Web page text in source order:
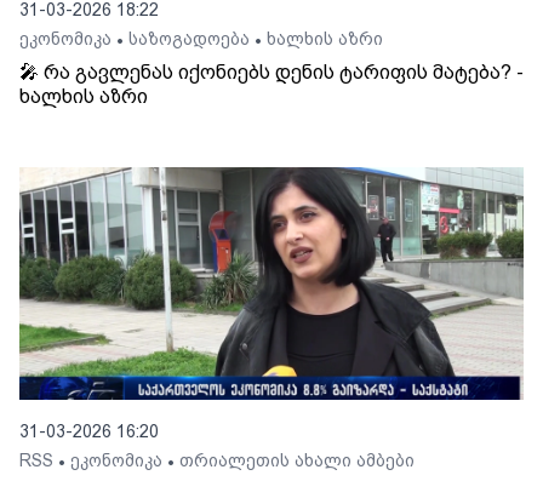
31-03-2026 18:22
ეკონომიკა • საზოგადოება • ხალხის აზრი
🎤 რა გავლენას იქონიებს დენის ტარიფის მატება? -
ხალხის აზრი
31-03-2026 16:20
RSS • ეკონომიკა • თრიალეთის ახალი ამბები